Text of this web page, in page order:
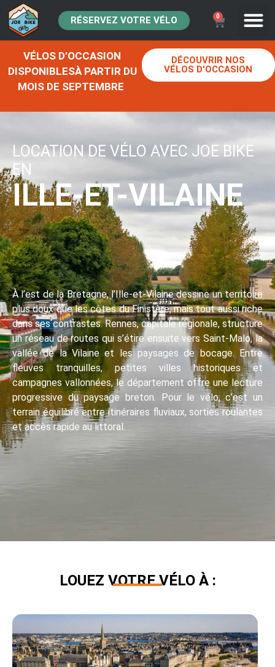
0
RÉSERVEZ VOTRE VÉLO
VÉLOS D’OCCASION
DISPONIBLESÀ PARTIR DU
MOIS DE SEPTEMBRE
DÉCOUVRIR NOS
VÉLOS D'OCCASION
LOCATION DE VÉLO AVEC JOE BIKE
EN
ILLE-ET-VILAINE
À l’est de la Bretagne, l’Ille-et-Vilaine dessine un territoire
plus doux que les côtes du Finistère, mais tout aussi riche
dans ses contrastes. Rennes, capitale régionale, structure
un réseau de routes qui s’étire ensuite vers Saint-Malo, la
vallée de la Vilaine et les paysages de bocage. Entre
fleuves tranquilles, petites villes historiques et
campagnes vallonnées, le département offre une lecture
progressive du paysage breton. Pour le vélo, c’est un
terrain équilibré entre itinéraires fluviaux, sorties roulantes
et accès rapide au littoral.
LOUEZ VOTRE VÉLO À :